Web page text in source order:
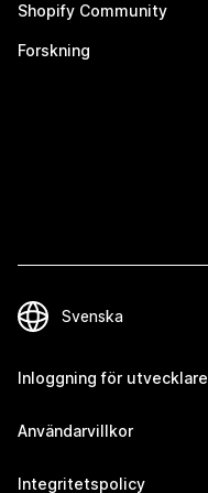
Shopify Community
Forskning
Inloggning för utvecklare
Användarvillkor
Integritetspolicy